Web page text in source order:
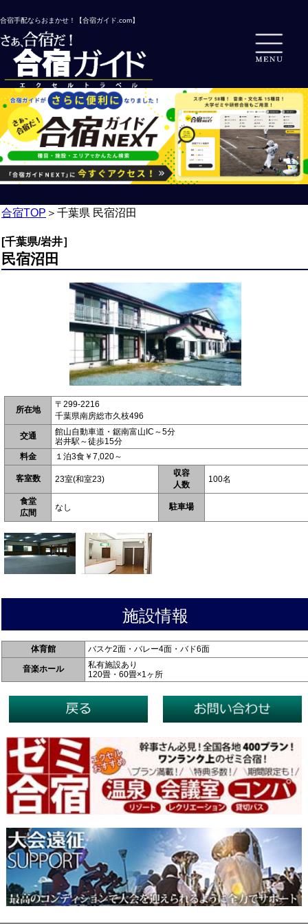
合宿手配ならおまかせ！【合宿ガイド.com】
合宿TOP ＞ 千葉県 民宿沼田
[千葉県/岩井］
民宿沼田
所在地
〒299-2216
千葉県南房総市久枝496
交通
館山自動車道・鋸南富山IC～5分
岩井駅～徒歩15分
料金
１泊3食￥7,020～
客室数 23室(和室23)
収容
人数
100名
食堂
広間
なし 駐車場
施設情報
体育館 バスケ2面・バレー4面・バド6面
音楽ホール
私有施設あり
120畳・60畳×1ヶ所